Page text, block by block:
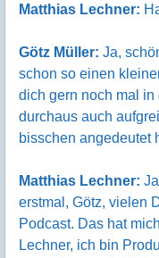
Matthias Lechner:
Götz Müller: Ja,
schon so einen
dich gern noch mal in
durchaus auch
bisschen angedeutet
Matthias Lechner:
erstmal, Götz, vielen
Podcast. Das hat
Lechner, ich bin